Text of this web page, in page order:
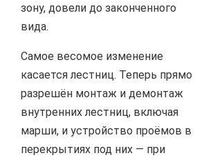
зону, довели до законченного
вида.
Самое весомое изменение
касается лестниц. Теперь прямо
разрешён монтаж и демонтаж
внутренних лестниц, включая
марши, и устройство проёмов в
перекрытиях под них — при